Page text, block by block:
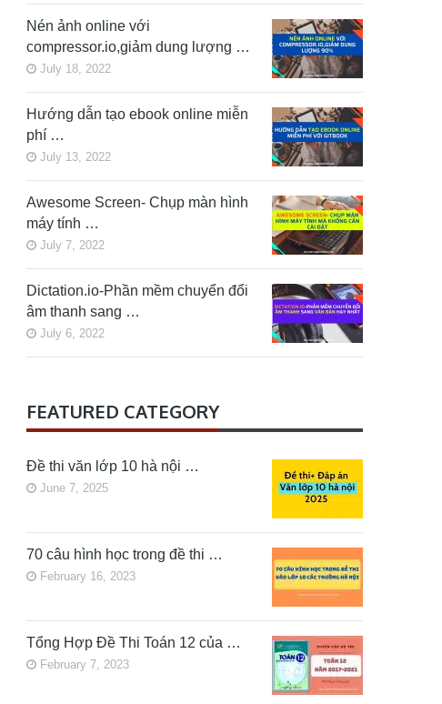
Nén ảnh online với
compressor.io,giảm dung lượng …
July 18, 2022
Hướng dẫn tạo ebook online miễn
phí …
July 13, 2022
Awesome Screen- Chụp màn hình
máy tính …
July 7, 2022
Dictation.io-Phần mềm chuyển đổi
âm thanh sang …
July 6, 2022
FEATURED CATEGORY
Đề thi văn lớp 10 hà nội …
June 7, 2025
70 câu hình học trong đề thi …
February 16, 2023
Tổng Hợp Đề Thi Toán 12 của …
February 7, 2023